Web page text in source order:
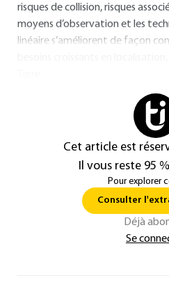
risques de collision, risques
moyens d’observation et les
linéaire s’améliorent de façon
Cet article est
Il vous reste 95
Pour explorer
Consulter
Déjà
Se